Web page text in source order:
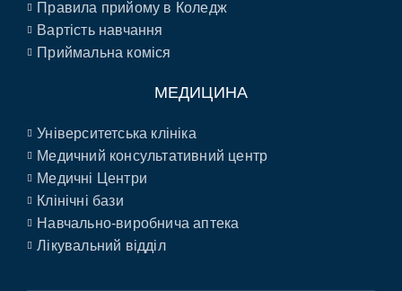
Правила прийому в Коледж
Вартість навчання
Приймальна коміся
МЕДИЦИНА
Університетська клініка
Медичний консультативний центр
Медичні Центри
Клінічні бази
Навчально-виробнича аптека
Лікувальний відділ